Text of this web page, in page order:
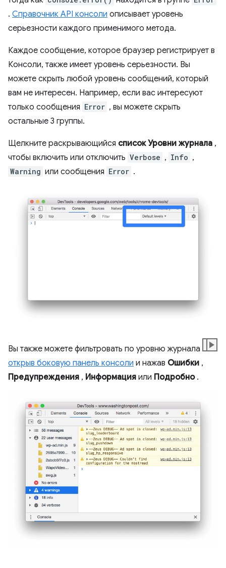
. Справочник API консоли описывает уровень
серьезности каждого применимого метода.
Каждое сообщение, которое браузер регистрирует в
Консоли, также имеет уровень серьезности. Вы
можете скрыть любой уровень сообщений, который
вам не интересен. Например, если вас интересуют
только сообщения Error , вы можете скрыть
остальные 3 группы.
Щелкните раскрывающийся список Уровни журнала ,
чтобы включить или отключить Verbose , Info ,
Warning или сообщения Error .
Вы также можете фильтровать по уровню журнала
открыв боковую панель консоли и нажав Ошибки ,
Предупреждения , Информация или Подробно.